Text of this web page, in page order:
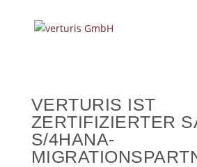
VERTURIS IST
ZERTIFIZIERTER
S/4HANA-